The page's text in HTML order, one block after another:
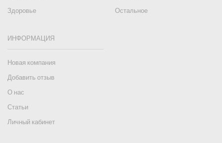
Здоровье
Остальное
ИНФОРМАЦИЯ
Новая компания
Добавить отзыв
О нас
Статьи
Личный кабинет